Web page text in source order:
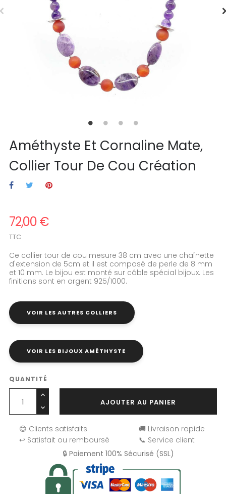
Améthyste Et Cornaline Mate,
Collier Tour De Cou Création
72,00 €
TTC
Ce collier tour de cou mesure 38 cm avec une chaînette
d'extension de 5cm et il est composé de perle de 8 mm
et 10 mm. Le bijou est monté sur câble spécial bijoux. Les
finitions sont en argent 925/1000.
VOIR LES AUTRES COLLIERS
VOIR LES BIJOUX AMÉTHYSTE
QUANTITÉ
AJOUTER AU PANIER
😊 Clients satisfaits
🚚 Livraison rapide
↩️ Satisfait ou remboursé
📞 Service client
🔒 Paiement 100% Sécurisé (SSL)